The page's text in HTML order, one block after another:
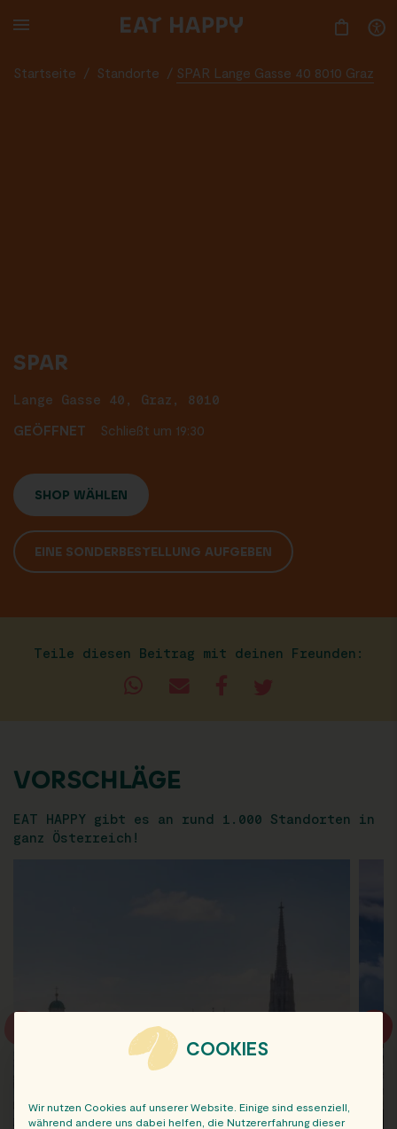
TO
Startseite / Standorte / SPAR Lange Gasse 40 8010 Graz
SPAR
Lange Gasse 40, Graz, 8010
GEÖFFNET
Schließt um 19:30
SHOP WÄHLEN
EINE SONDERBESTELLUNG AUFGEBEN
Teile diesen Beitrag mit deinen Freunden:
VORSCHLÄGE
EAT HAPPY gibt es an rund 1.000 Standorten in
ganz Österreich!
COOKIES
Wir nutzen Cookies auf unserer Website. Einige sind essenziell,
während andere uns dabei helfen, die Nutzererfahrung dieser